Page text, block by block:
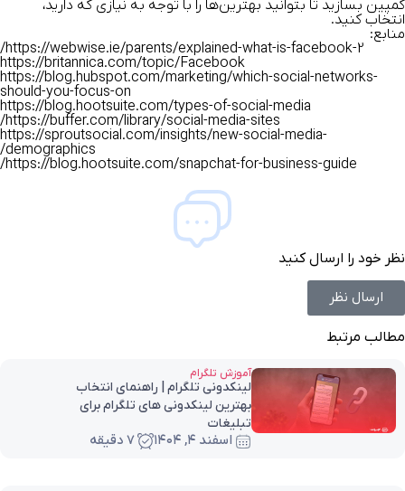
کمپین بسازید تا بتوانید بهترین‌ها را با توجه به نیازی که دارید،
انتخاب کنید.
منابع:
https://webwise.ie/parents/explained-what-is-facebook-2/
https://britannica.com/topic/Facebook
https://blog.hubspot.com/marketing/which-social-networks-
should-you-focus-on
https://blog.hootsuite.com/types-of-social-media
https://buffer.com/library/social-media-sites/
https://sproutsocial.com/insights/new-social-media-
demographics/
https://blog.hootsuite.com/snapchat-for-business-guide/
نظر خود را ارسال کنید
ارسال نظر
مطالب مرتبط
آموزش تلگرام
لینکدونی تلگرام | راهنمای انتخاب
بهترین لینکدونی های تلگرام برای
تبلیغات
اسفند ۴, ۱۴۰۴ 7 دقیقه